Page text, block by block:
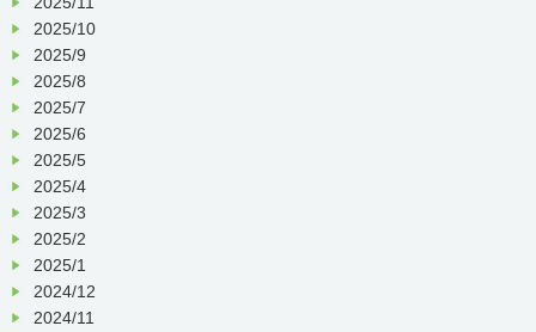
2025/10
2025/9
2025/8
2025/7
2025/6
2025/5
2025/4
2025/3
2025/2
2025/1
2024/12
2024/11